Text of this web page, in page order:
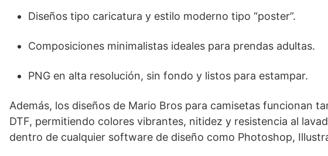
Diseños tipo caricatura y estilo moderno tipo “poster”.
Composiciones minimalistas ideales para prendas adultas.
PNG en alta resolución, sin fondo y listos para estampar.
Además, los diseños de Mario Bros para camisetas funcionan
DTF, permitiendo colores vibrantes, nitidez y resistencia al
dentro de cualquier software de diseño como Photoshop,